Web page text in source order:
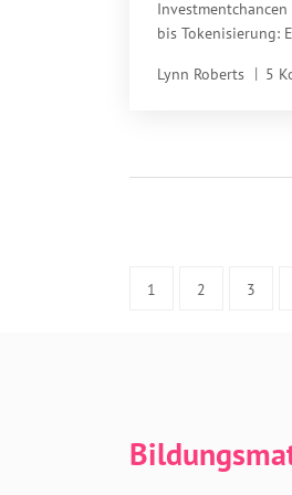
bis Tokenisierung:
Lynn Roberts
5
1 2 3